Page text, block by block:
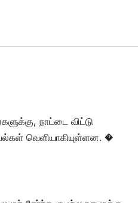
நாட்டை விட்டு
வெளியாகியுள்ளன. �